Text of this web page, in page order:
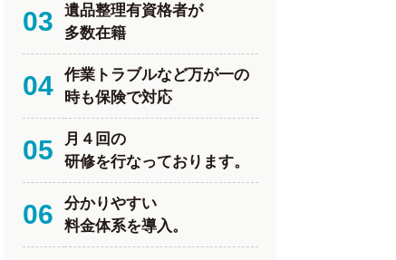
03
遺品整理有資格者が
多数在籍
04
作業トラブルなど万が一の
時も保険で対応
05
月４回の
研修を行なっております。
06
分かりやすい
料金体系を導入。